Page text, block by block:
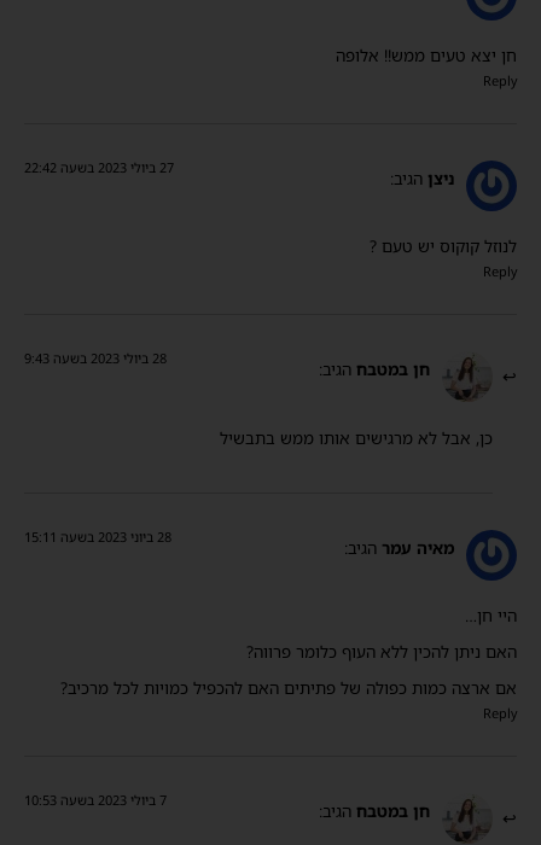
חן יצא טעים ממש!! אלופה
Reply
ניצן הגיב:
27 ביולי 2023 בשעה 22:42
לנוזל קוקוס יש טעם ?
Reply
חן במטבח הגיב:
28 ביולי 2023 בשעה 9:43
כן, אבל לא מרגישים אותו ממש בתבשיל
מאיה עמר הגיב:
28 ביוני 2023 בשעה 15:11
היי חן…
האם ניתן להכין ללא העוף כלומר פרווה?
אם ארצה כמות כפולה של פתיתים האם להכפיל כמויות לכל מרכיב?
Reply
חן במטבח הגיב:
7 ביולי 2023 בשעה 10:53